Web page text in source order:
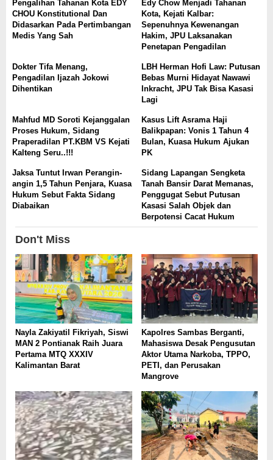
Pengalihan ‎Tahanan Kota EDY
CHOU Konstitutional Dan
Didasarkan Pada Pertimbangan
Medis Yang Sah
Edy Chow Menjadi Tahanan
Kota, Kejati Kalbar:
Sepenuhnya Kewenangan
Hakim, JPU Laksanakan
Penetapan Pengadilan
Dokter Tifa Menang,
Pengadilan Ijazah Jokowi
Dihentikan
LBH Herman Hofi Law: Putusan
Bebas Murni Hidayat Nawawi
Inkracht, JPU Tak Bisa Kasasi
Lagi
Mahfud MD Soroti Kejanggalan
Proses Hukum, Sidang
Praperadilan PT.KBM VS Kejati
Kalteng Seru..!!!
Kasus Lift Asrama Haji
Balikpapan: Vonis 1 Tahun 4
Bulan, Kuasa Hukum Ajukan
PK
Jaksa Tuntut Irwan Perangin-
angin 1,5 Tahun Penjara, Kuasa
Hukum Sebut Fakta Sidang
Diabaikan
Sidang Lapangan Sengketa
Tanah Bansir Darat Memanas,
Penggugat Sebut Putusan
Kasasi Salah Objek dan
Berpotensi Cacat Hukum
Don't Miss
Nayla Zakiyatil Fikriyah, Siswi
MAN 2 Pontianak Raih Juara
Pertama MTQ XXXIV
Kalimantan Barat
Kapolres Sambas Berganti,
Mahasiswa Desak Pengusutan
Aktor Utama Narkoba, TPPO,
PETI, dan Perusakan
Mangrove